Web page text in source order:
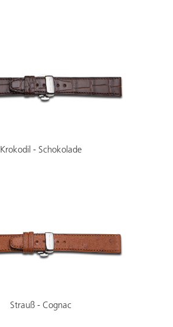
Krokodil - Schokolade
Strauß - Cognac